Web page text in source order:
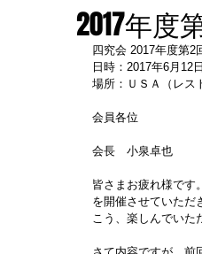
2017年度
四究会 2017年度第2
日時：2017年6月12
場所：ＵＳＡ（レス
会員各位
会長　小泉卓也
皆さまお疲れ様です
を開催させていただ
こう、楽しんでいた